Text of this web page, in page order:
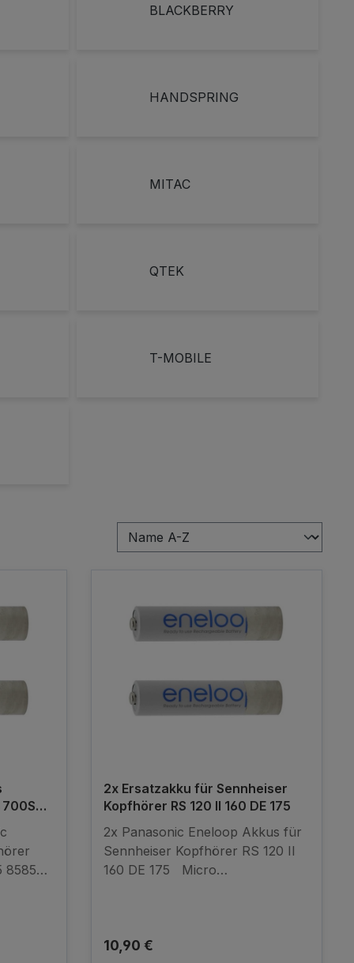
BLACKBERRY
HANDSPRING
MITAC
QTEK
T-MOBILE
8585
Ni-
2x Ersatzakku für Sennheiser
Kopfhörer RS 120 II 160 DE 175
2x Panasonic Eneloop Akkus für
Sennheiser Kopfhörer RS 120 II
160 DE 175 Micro
750mAh) kompatibler Akku - kein
Regulärer Preis:
10,90 €